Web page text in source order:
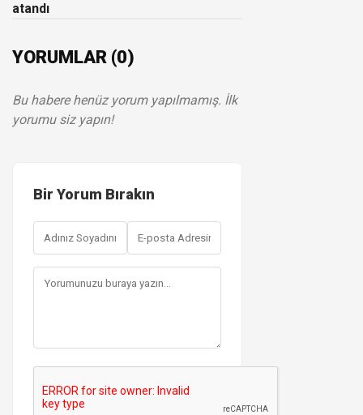
atandı
YORUMLAR (0)
Bu habere henüz yorum yapılmamış. İlk
yorumu siz yapın!
Bir Yorum Bırakın